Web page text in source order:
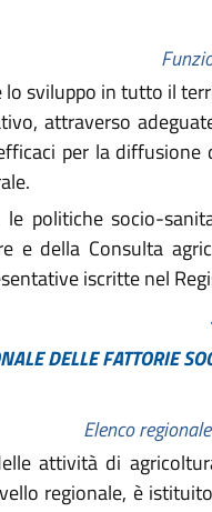
sviluppo in tutto il
attraverso
per la
politiche socio-
e della Consulta
iscritte nel
DELLE FATTORIE
Elenco
attività di
regionale, è